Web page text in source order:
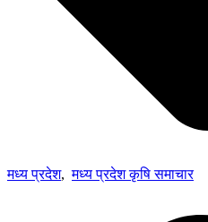
मध्य प्रदेश,मध्य प्रदेश कृषि समाचार